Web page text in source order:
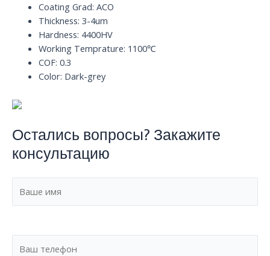
Coating Grad: ACO
Thickness: 3-4um
Hardness: 4400HV
Working Temprature: 1100℃
COF: 0.3
Color: Dark-grey
Остались вопросы? Закажите
консультацию